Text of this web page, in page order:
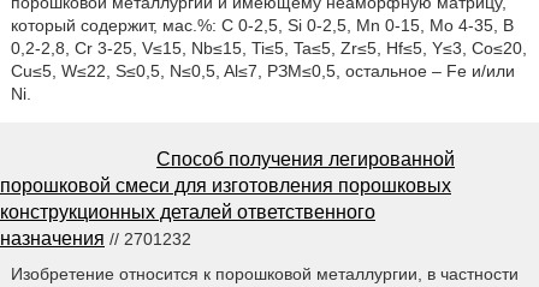
который содержит, мас.%: C 0-2,5, Si 0-2,5, Mn 0-15, Mo 4-35, B
0,2-2,8, Cr 3-25, V≤15, Nb≤15, Ti≤5, Ta≤5, Zr≤5, Hf≤5, Y≤3, Co≤20,
Cu≤5, W≤22, S≤0,5, N≤0,5, Al≤7, РЗМ≤0,5, остальное – Fe и/или
Ni.
Способ получения легированной
порошковой смеси для изготовления порошковых
конструкционных деталей ответственного
назначения // 2701232
Изобретение относится к порошковой металлургии, в частности